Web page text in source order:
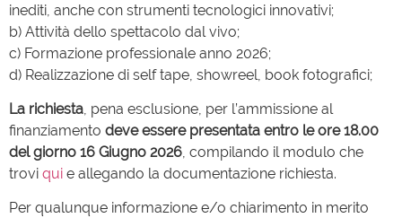
inediti, anche con strumenti tecnologici innovativi;
b) Attività dello spettacolo dal vivo;
c) Formazione professionale anno 2026;
d) Realizzazione di self tape, showreel, book fotografici;
La richiesta, pena esclusione, per l’ammissione al
finanziamento deve essere presentata entro le ore 18.00
del giorno 16 Giugno 2026, compilando il modulo che
trovi qui e allegando la documentazione richiesta.
Per qualunque informazione e/o chiarimento in merito